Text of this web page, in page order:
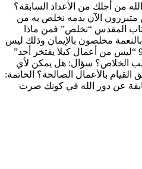
من أجلك من الأعداد السابقة؟
ونحن متبررون الآن بدمه نخلص به من
المقدس “نخلص” فمن ماذا
أفسس 2: 8 “لأنكم بالنعمة مخلصون بالإيمان وذلك ليس
منكم هو عطية الله” أفسس 2: 9 “ليس من أعمال كيلا يفتخر أحد”
الخلاص؟ سؤال: هل يمكن لأي
بالأعمال الصالحة؟ الخاتمة:
عن دور الله في كونك صرت